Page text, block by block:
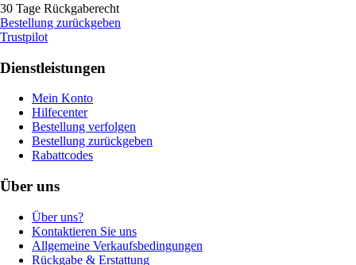
30 Tage Rückgaberecht
Bestellung zurückgeben
Trustpilot
Dienstleistungen
Mein Konto
Hilfecenter
Bestellung verfolgen
Bestellung zurückgeben
Rabattcodes
Über uns
Über uns?
Kontaktieren Sie uns
Allgemeine Verkaufsbedingungen
Rückgabe & Erstattung